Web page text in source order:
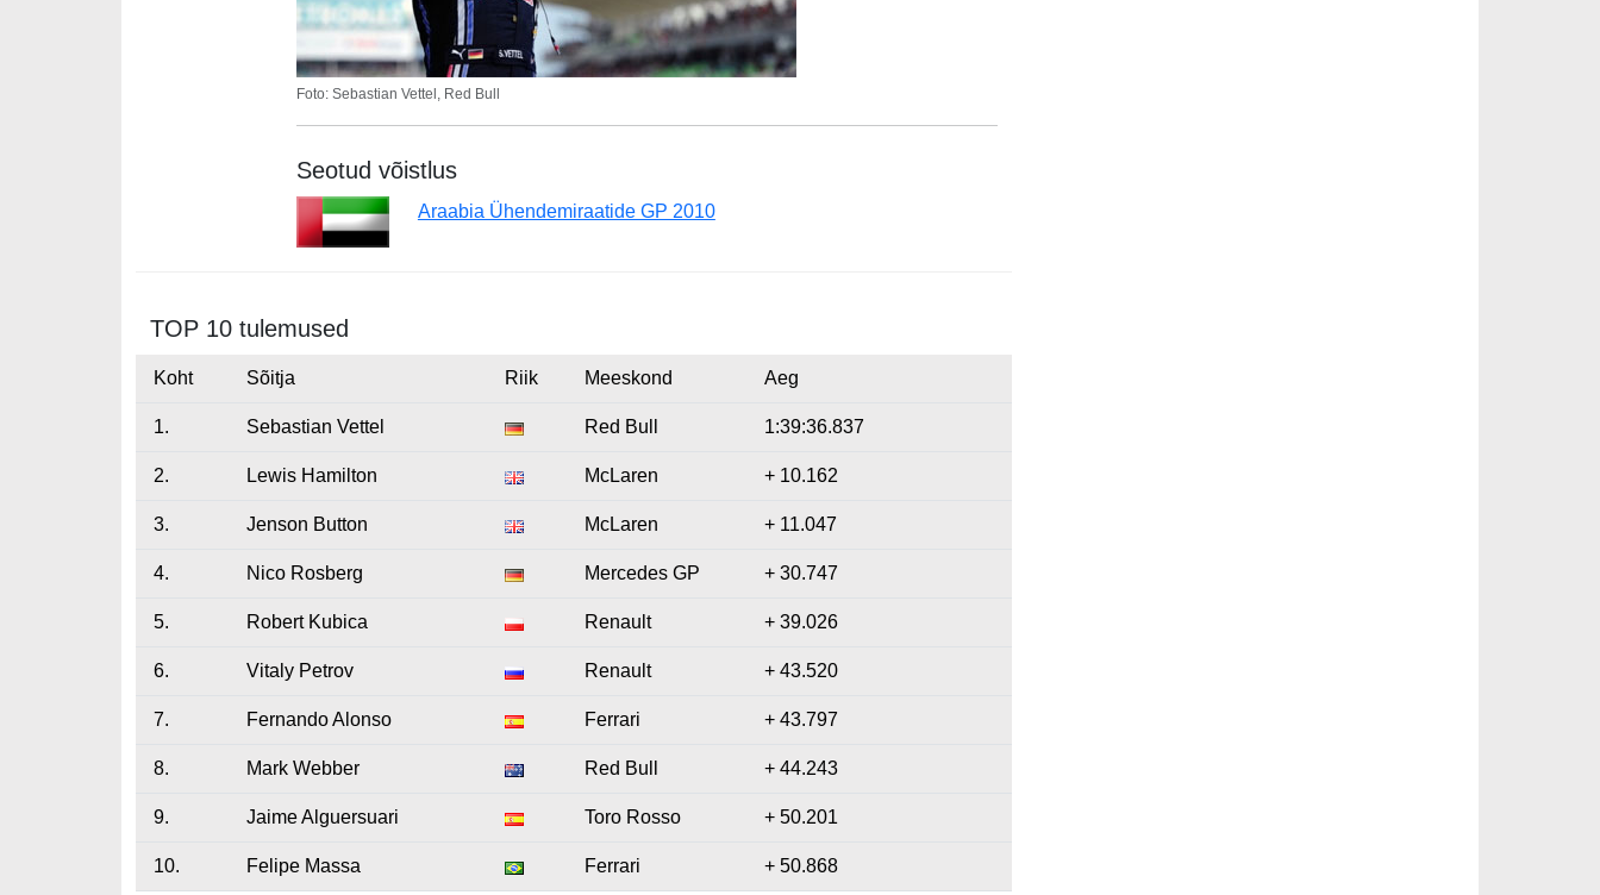
Foto: Sebastian Vettel, Red Bull
Seotud võistlus
Araabia Ühendemiraatide GP 2010
TOP 10 tulemused
Koht Sõitja Riik Meeskond Aeg
1. Sebastian Vettel Red Bull 1:39:36.837
2. Lewis Hamilton McLaren + 10.162
3. Jenson Button McLaren + 11.047
4. Nico Rosberg Mercedes GP + 30.747
5. Robert Kubica Renault + 39.026
6. Vitaly Petrov Renault + 43.520
7. Fernando Alonso Ferrari + 43.797
8. Mark Webber Red Bull + 44.243
9. Jaime Alguersuari Toro Rosso + 50.201
10. Felipe Massa Ferrari + 50.868